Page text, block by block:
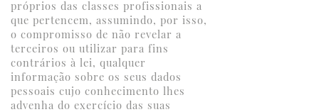
próprios das classes profissionais a
que pertencem, assumindo, por isso,
o compromisso de não revelar a
terceiros ou utilizar para fins
contrários à lei, qualquer
informação sobre os seus dados
pessoais cujo conhecimento lhes
advenha do exercício das suas